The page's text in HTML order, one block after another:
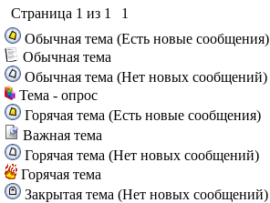
Страница 1 из 1
1
Обычная тема (Есть новые сообщения)
Обычная тема
Обычная тема (Нет новых сообщений)
Тема - опрос
Горячая тема (Есть новые сообщения)
Важная тема
Горячая тема (Нет новых сообщений)
Горячая тема
Закрытая тема (Нет новых сообщений)